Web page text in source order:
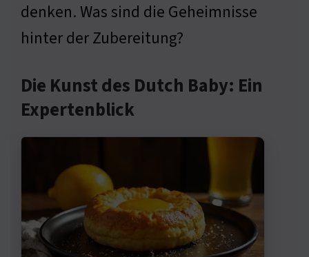
denken. Was sind die Geheimnisse
hinter der Zubereitung?
Die Kunst des Dutch Baby: Ein
Expertenblick